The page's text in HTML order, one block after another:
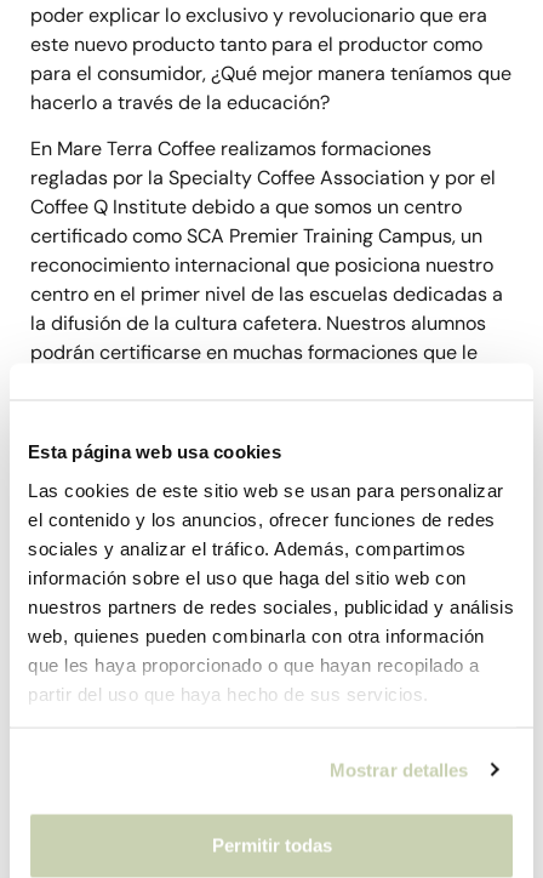
Esta página web usa cookies
Las cookies de este sitio web se usan para personalizar
el contenido y los anuncios, ofrecer funciones de redes
sociales y analizar el tráfico. Además, compartimos
información sobre el uso que haga del sitio web con
nuestros partners de redes sociales, publicidad y análisis
web, quienes pueden combinarla con otra información
que les haya proporcionado o que hayan recopilado a
partir del uso que haya hecho de sus servicios.
Mostrar detalles
Permitir todas
poder explicar lo exclusivo y revolucionario que era
este nuevo producto tanto para el productor como
para el consumidor, ¿Qué mejor manera teníamos que
hacerlo a través de la educación?
En Mare Terra Coffee realizamos formaciones
regladas por la Specialty Coffee Association y por el
Coffee Q Institute debido a que somos un centro
certificado como SCA Premier Training Campus, un
reconocimiento internacional que posiciona nuestro
centro en el primer nivel de las escuelas dedicadas a
la difusión de la cultura cafetera. Nuestros alumnos
podrán certificarse en muchas formaciones que le
Nuestros valores